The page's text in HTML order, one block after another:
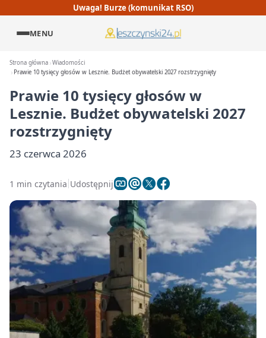
Uwaga! Burze (komunikat RSO)
MENU
Strona główna Wiadomości
Prawie 10 tysięcy głosów w Lesznie. Budżet obywatelski 2027 rozstrzygnięty
Prawie 10 tysięcy głosów w
Lesznie. Budżet obywatelski 2027
rozstrzygnięty
23 czerwca 2026
1 min czytania Udostępnij